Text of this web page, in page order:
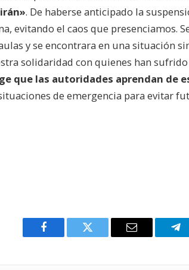
. De haberse anticipado la
evitando el caos que presenciamos.
y se encontrara en una situación
solidaridad con quienes han
que las autoridades aprendan de
de emergencia para evitar
Facebook Twitter Email